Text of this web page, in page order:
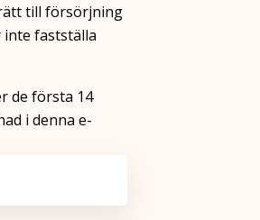
till försörjning
fastställa
de första 14
i denna e-